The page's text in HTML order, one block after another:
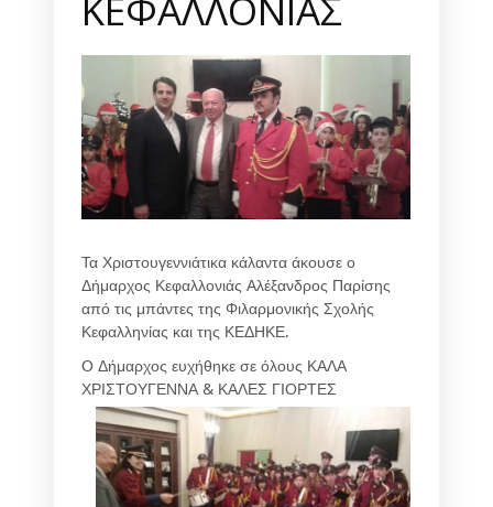
Τα Χριστουγεννιάτικα κάλαντα άκουσε ο
Δήμαρχος Κεφαλλονιάς Αλέξανδρος Παρίσης
από τις μπάντες της Φιλαρμονικής Σχολής
Κεφαλληνίας και της ΚΕΔΗΚΕ.
Ο Δήμαρχος ευχήθηκε σε όλους ΚΑΛΑ
ΧΡΙΣΤΟΥΓΕΝΝΑ & ΚΑΛΕΣ ΓΙΟΡΤΕΣ